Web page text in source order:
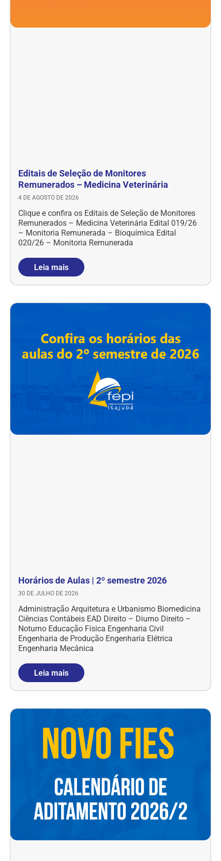
Editais de Seleção de Monitores
Remunerados – Medicina Veterinária
4 DE AGOSTO DE 2026
Clique e confira os Editais de Seleção de Monitores
Remunerados – Medicina Veterinária Edital 019/26
– Monitoria Remunerada – Bioquímica Edital
020/26 – Monitoria Remunerada
Leia mais
Horários de Aulas | 2º semestre 2026
30 DE JULHO DE 2026
Administração Arquitetura e Urbanismo Biomedicina
Ciências Contábeis EAD Direito – Diurno Direito –
Noturno Educação Física Engenharia Civil
Engenharia de Produção Engenharia Elétrica
Engenharia Mecânica
Leia mais